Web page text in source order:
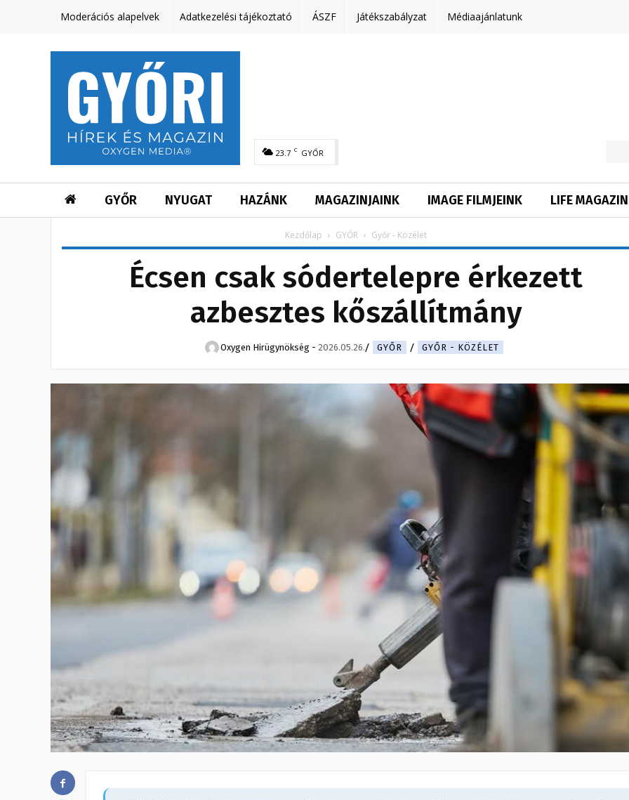
Moderációs alapelvek Adatkezelési tájékoztató ÁSZF Játékszabályzat Médiaajánlatunk
23.7 C GYŐR
GYŐR NYUGAT HAZÁNK MAGAZINJAINK IMAGE FILMJEINK LIFE MAGAZIN
Kezdőlap GYŐR Győr - Közélet
Écsen csak sódertelepre érkezett
azbesztes kőszállítmány
Oxygen Hirügynökség - 2026.05.26. GYŐR GYŐR - KÖZÉLET